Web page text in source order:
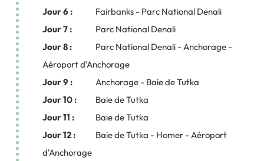
Jour 6 :
Fairbanks - Parc National Denali
Jour 7 :
Parc National Denali
Jour 8 :
Parc National Denali - Anchorage -
Aéroport d'Anchorage
Jour 9 :
Anchorage - Baie de Tutka
Jour 10 :
Baie de Tutka
Jour 11 :
Baie de Tutka
Jour 12 :
Baie de Tutka - Homer - Aéroport
d'Anchorage